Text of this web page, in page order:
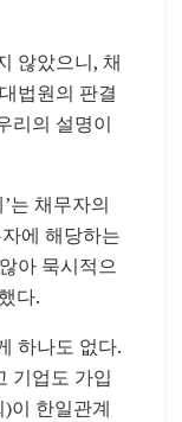
않았으니, 채
법원의 판결
리의 설명이
는 채무자의
에 해당하는
아 묵시적으
다.
하나도 없다.
기업도 가입
이 한일관계